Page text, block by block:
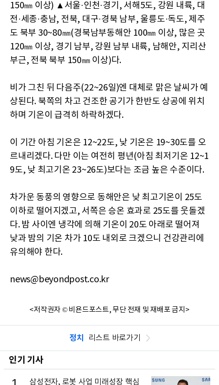
150㎜ 이상) ▲서울·인천·경기, 서해5도, 강원 내륙, 대
전·세종·충남, 전북, 대구·경북 남부, 울릉도·독도, 제주
도 북부 30~80㎜(경북남부동해안 100㎜ 이상, 많은 곳
120㎜ 이상, 경기 남부, 강원 남부 내륙, 남해안, 지리산
부근, 전북 북부 150㎜ 이상)다.
비가 그친 뒤 다음주(22~26일)엔 대체로 맑은 날씨가 예
상된다. 북쪽의 차고 건조한 공기가 한반도 상공에 위치
하며 기온이 급격히 하락하겠다.
이 기간 아침 기온은 12~22도, 낮 기온은 19~30도를 오
르내리겠다. 다만 이는 여전히 평년(아침 최저기온 12~1
9도, 낮 최고기온 23~26도)보다는 조금 높은 수준이다.
차가운 동풍의 영향으로 동해안은 낮 최고기온이 25도
이하로 떨어지겠고, 서쪽은 승온 효과로 25도를 웃돌겠
다. 밤 사이엔 냉각에 의해 기온이 20도 아래로 떨어져
낮과 밤의 기온 차가 10도 내외로 크겠으니 건강관리에
유의해야 한다.
news@beyondpost.co.kr
<저작권자 © 비욘드포스트, 무단 전재 및 재배포 금지>
정치 리스트 바로가기
인기 기사
삼성전자, 로봇 사업 미래성장 핵심